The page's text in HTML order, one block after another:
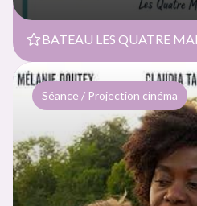
BATEAU LES QUATRE
Séance / Projection cinéma